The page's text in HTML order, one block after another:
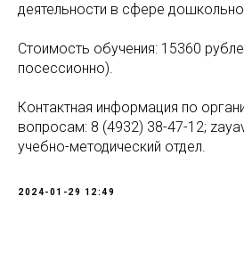
деятельности в сфере
Стоимость обучения: 15360
посессионно).
Контактная информация по
вопросам: 8 (4932) 38-47-12;
учебно-методический отдел.
2024-01-29 12:49